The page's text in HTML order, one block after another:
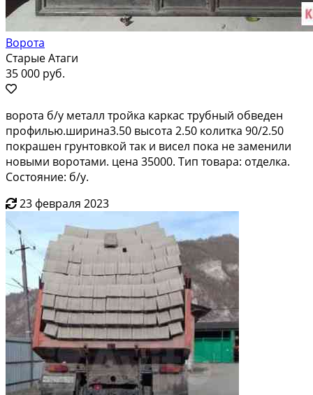
Ворота
Старые Атаги
35 000 руб.
ворота б/у металл тройка каркас трубный обведен
профилью.ширина3.50 высота 2.50 колитка 90/2.50
покрашен грунтовкой так и висел пока не заменили
новыми воротами. цена 35000. Тип товара: отделка.
Состояние: б/у.
23 февраля 2023